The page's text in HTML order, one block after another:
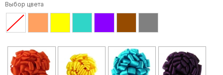
Выбор цвета